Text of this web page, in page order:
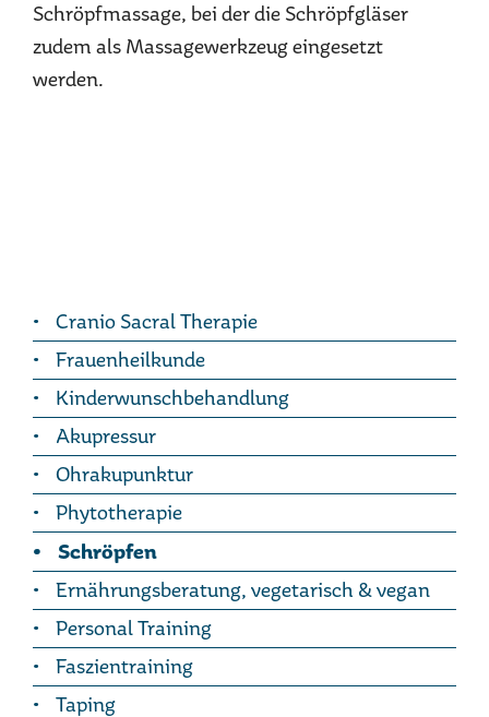
Schröpfmassage, bei der die Schröpfgläser
zudem als Massagewerkzeug eingesetzt
werden.
Cranio Sacral Therapie
Frauenheilkunde
Kinderwunschbehandlung
Akupressur
Ohrakupunktur
Phytotherapie
Schröpfen
Ernährungsberatung, vegetarisch & vegan
Personal Training
Faszientraining
Taping